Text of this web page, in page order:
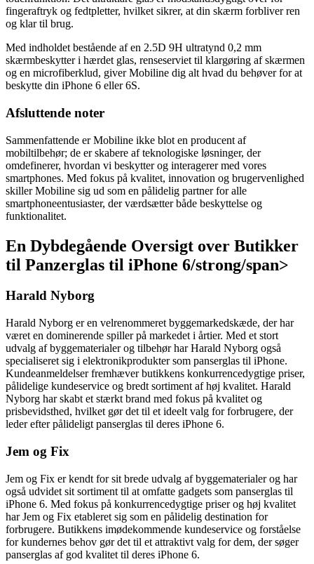
fingeraftryk og fedtpletter, hvilket sikrer, at din skærm forbliver ren
og klar til brug.
Med indholdet bestående af en 2.5D 9H ultratynd 0,2 mm
skærmbeskytter i hærdet glas, renseserviet til klargøring af skærmen
og en microfiberklud, giver Mobiline dig alt hvad du behøver for at
beskytte din iPhone 6 eller 6S.
Afsluttende noter
Sammenfattende er Mobiline ikke blot en producent af
mobiltilbehør; de er skabere af teknologiske løsninger, der
omdefinerer, hvordan vi beskytter og interagerer med vores
smartphones. Med fokus på kvalitet, innovation og brugervenlighed
skiller Mobiline sig ud som en pålidelig partner for alle
smartphoneentusiaster, der værdsætter både beskyttelse og
funktionalitet.
En Dybdegående Oversigt over Butikker
til Panzerglas til iPhone 6/strong/span>
Harald Nyborg
Harald Nyborg er en velrenommeret byggemarkedskæde, der har
været en dominerende spiller på markedet i årtier. Med et stort
udvalg af byggematerialer og tilbehør har Harald Nyborg også
specialiseret sig i elektronikprodukter som panserglas til iPhone.
Kundeanmeldelser fremhæver butikkens konkurrencedygtige priser,
pålidelige kundeservice og bredt sortiment af høj kvalitet. Harald
Nyborg har skabt et stærkt brand med fokus på kvalitet og
prisbevidsthed, hvilket gør det til et ideelt valg for forbrugere, der
leder efter pålideligt panserglas til deres iPhone 6.
Jem og Fix
Jem og Fix er kendt for sit brede udvalg af byggematerialer og har
også udvidet sit sortiment til at omfatte gadgets som panserglas til
iPhone 6. Med fokus på konkurrencedygtige priser og høj kvalitet
har Jem og Fix etableret sig som en pålidelig destination for
forbrugere. Butikkens imødekommende kundeservice og forståelse
for kundernes behov gør det til et attraktivt valg for dem, der søger
panserglas af god kvalitet til deres iPhone 6.